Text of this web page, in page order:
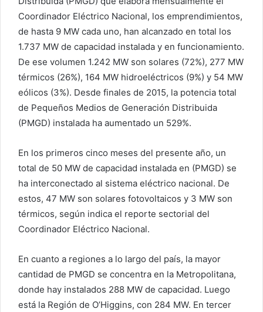
Coordinador Eléctrico Nacional, los emprendimientos,
de hasta 9 MW cada uno, han alcanzado en total los
1.737 MW de capacidad instalada y en funcionamiento.
De ese volumen 1.242 MW son solares (72%), 277 MW
térmicos (26%), 164 MW hidroeléctricos (9%) y 54 MW
eólicos (3%). Desde finales de 2015, la potencia total
de Pequeños Medios de Generación Distribuida
(PMGD) instalada ha aumentado un 529%.
En los primeros cinco meses del presente año, un
total de 50 MW de capacidad instalada en (PMGD) se
ha interconectado al sistema eléctrico nacional. De
estos, 47 MW son solares fotovoltaicos y 3 MW son
térmicos, según indica el reporte sectorial del
Coordinador Eléctrico Nacional.
En cuanto a regiones a lo largo del país, la mayor
cantidad de PMGD se concentra en la Metropolitana,
donde hay instalados 288 MW de capacidad. Luego
está la Región de O’Higgins, con 284 MW. En tercer